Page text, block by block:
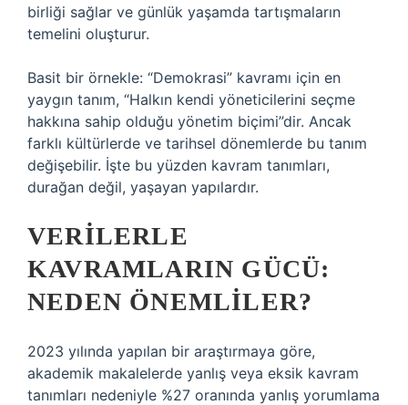
birliği sağlar ve günlük yaşamda tartışmaların
temelini oluşturur.
Basit bir örnekle: “Demokrasi” kavramı için en
yaygın tanım, “Halkın kendi yöneticilerini seçme
hakkına sahip olduğu yönetim biçimi”dir. Ancak
farklı kültürlerde ve tarihsel dönemlerde bu tanım
değişebilir. İşte bu yüzden kavram tanımları,
durağan değil, yaşayan yapılardır.
VERILERLE
KAVRAMLARIN GÜCÜ:
NEDEN ÖNEMLILER?
2023 yılında yapılan bir araştırmaya göre,
akademik makalelerde yanlış veya eksik kavram
tanımları nedeniyle %27 oranında yanlış yorumlama